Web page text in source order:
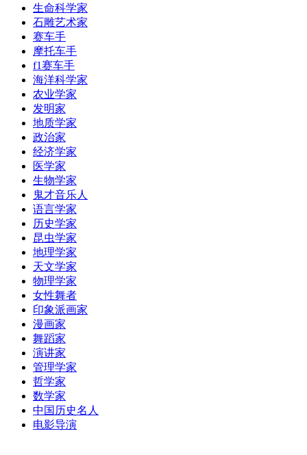
生命科学家
石雕艺术家
赛车手
摩托车手
f1赛车手
海洋科学家
农业学家
发明家
地质学家
政治家
经济学家
医学家
生物学家
鬼才音乐人
语言学家
历史学家
昆虫学家
地理学家
天文学家
物理学家
女性舞者
印象派画家
漫画家
舞蹈家
演讲家
管理学家
哲学家
数学家
中国历史名人
电影导演